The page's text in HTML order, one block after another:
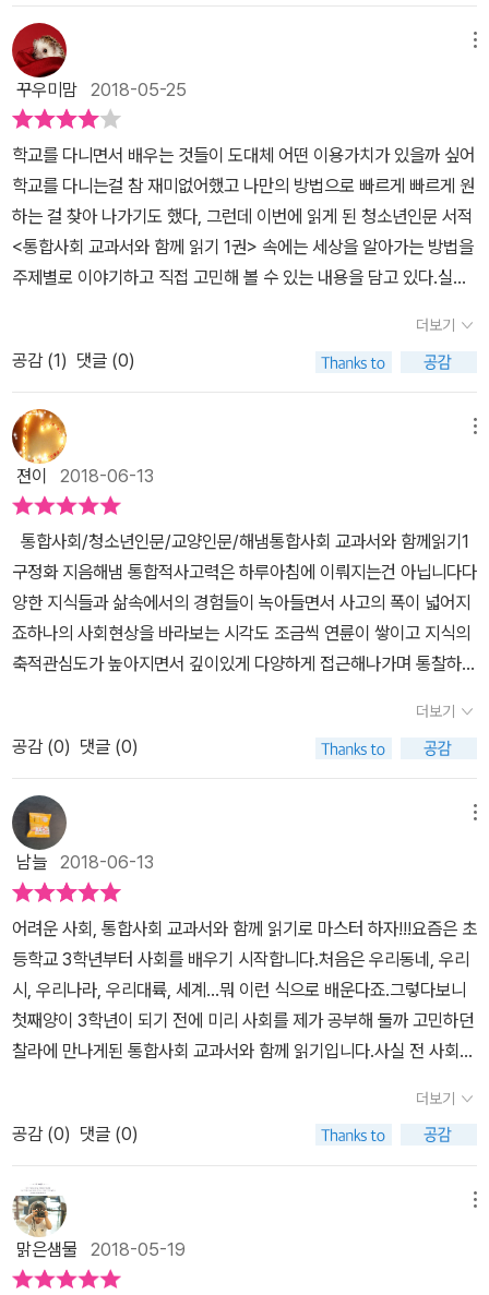
방향과 시각에서 관찰해 볼 것을 권한다. 이 책을 통해 청소년들은 일
상생활과 사회에서 발생하는 다양한 문제에 대한 합리적인 해결 방안
을 모색하고 이를 통해 공동체 구성원으로서 자신의 삶을 통합적인
관점에서 설계하는 능력을 기를 수 있을 것이다. 또한 변화된 교육 환
경에서 각 사회 과목의 경계를 넘어 학생들에게 사회현상을 탐구하고
성찰하는 능력을 길러주고 싶은 교사들에게도 친절한 학습 길잡이가
되어줄 것이다. 『통합사회 교과서와 함께 읽기』로 새로운 교과 과정
마스터하기 ✔ 쉽고 명쾌한 개념 설명, 다양한 예시로 교과 지식을 빠
르게 이해할 수 있습니다. ✔ 스스로 생각해보고 다방면에서 식견을
양한 프로젝트 활동을 통해 직접 체험하고 경험합니다. ✔ 문학・영
화・예술 등을 주제로 함께 토론하며 의사소통력을 높입니다. 들어가
는 글 중에서 공부란 세상을 알아가는 법을 배우는 것 농담으로 하는
이야기가 있습니다. 이 세상에 변하지 않는 유일한 한 가지가 있는데,
그것은 “세상은 항상 변한다”라는 사실이죠. 우리가 살아가는 세상은
항상 가변적이면서 역동적입니다. 그런 점에서 ‘변화’와 ‘다양성’은 세
상을 작동하게 하는 중요한 방식입니다. 그렇다면 우리가 세상을 바
라볼 때에도 변화의 가능성과 함께 다양성에 대한 인정도 고려해야
하지 않을까요? 내가 알고 있다고 판단한 세상에 대해 끊임없이 질문
하고 새롭게 인식하면서 이해하는 노력이 필요하지 않을까요? 우리
사회에서는 ‘공부’를 상급학교에 진학하기 위한 것으로 인식하고 있
습니다. 그러나 공부는 세상을 알아가는 방법을 배우는 일입니다. 공
부는 어떤 현상에 대하여 의문을 가지고 질문을 하며 그 답을 찾아가
되어 있는 지식을 이해하고 배우는 것도 중요합니다. 더불어 스스로
질문을 던지고 탐구하는 것도 중요합니다. 마치는 글 중에서 세계, 그
리고 나. 더 나은 답을 찾아가는 미래를 향하여 우리는 개인이기도 하
고, 대한민국의 국민이기도 하고, 지구촌의 시민이기도 합니다. 이 책
을 덮는 순간 개인으로서, 그리고 대한민국 국민으로서, 지구촌의 미
래를 결정하는 데 영향을 주는 사람으로서, 자신을 자각하는 일이 가
장 중요합니다. 지구촌 시민으로서 조화로운 삶을 위해 중요하게 다
루어야 할 핵심 가치는 무엇이며, 미래를 위한 더 나은 정책을 제시하
고 지지하기 위해 무엇을 할지 생각해보아야 합니다. 이 책에서 다룬
내용들은 여러분이 그런 생각을 하는 데 작은 실마리를 던지는 역할
는 긍정적인 방향으로 움직일 것입니다. 여러분의 손에 자신의 미래
가, 대한민국의 미래가, 지구촌의 미래가, 그리고 다음 세대의 미래까
이 통합적 시각으로다양한 지식과 활동을 융합해 새로운 가치를 만들
어가는 법을 알려줍니다 ​ 이 책의 특징입니다 쉽고 명쾌한 개념을
설명하면서 풍부한 읽을거리를 제공하여 직접 읽고 생각하면서토론
하고 의사소통할 수 있는 능력을 키울 수 있도록 도와주는 책입니다​
공부란 무엇일까요?세상을 알아가는 법을 배우는 것이라고 합니다​
​이 책은 크게 행복, 자연환경, 생활공간, 인권, 시장, 사회 정의, 불평
등, 문화, 세계화와 평화, 지속 가능성의 큰 주제를 나누어 제시한다고
하네요​ <통합사회 교과서와 함께 읽기>는 총 2권의 구성인데요
첫번째 권에서는 인간과 행복, 자연환경과 인간생활, 생활공간과 사
회의3장의 큰 주제로 나뉩니다​ ​글밥은 중고등생한테 적합합니다
읽다보면 더 읽을거리를 제공한 회색박스도 볼 수 잇습니다 글을 읽
다가 필요한 읽을 거리가 있으면 바로 읽을 수 있도록 구성되어 있습
기'입니다 학종으로 대학갈 비율이 높아지면서 학생 스스로 생각하고
알아내고 실행해야할 것이 많아졌습니다학종을 경험해보지 않은 부
모들을 아이에게 좋은 조언을 하기가 쉽지 않습니다경험이 없기 때문
이지요 프로젝트라고 하면 너무 거창하게 들려서 아이도 부모도 어렵
기 마련인데이렇게 예시도 주고 방법을 알려주니 조금씩 도전해보면
스스로 프로젝트를 이뤄낼 수 있을 것 같다는 생각이 듭니다​ 문학
작품을 통한 토론 주제도 이끌어줍니다유명한 작품을 소개하면서 해
당단원과 연계한 토론 주제거리를 던져주어스스로 생각할 수 있게 하
고 연습할 수 있게 하는 부분도 있습니다​ 단원마다 알아야할 것들을
막에는 함께 읽으면 좋은 책이 들어 있습니다 사실 교과와 연계된 책
을 읽는 것이 좋은 것은 알고 있지만어떤책이 연계되어 있고 좋은책
인지 알아보기도 쉽지 않습니다선생님이 추천해주지 않으면 스스로
찾기도 어렵고 시간도 없는게 지금 상황이지요 그런데 이렇게 자세하
게 책 목록도 알려주니 참 좋으네요 앞으로 우리 아이들은 지금의 입
시제도가 아닌 새로운 입시제도의 도입을 앞두고 있어요객관식 찍기
가 아닌 생각을 많이 할 수 있고자신의 생각을 잘 풀어나갈 수 있는 것
을 평가할 IB 같은 것도 도입하고 있고요 그러니 사회도 이제 그냥 암
기과목이 아니라 생각하고적용하고 글로 써서 풀어야 이해했다고 볼
수 있는 시대가 오고 있어요 통합사회 교과서와 함께 읽기란 책은 20
15교육과정에 맞춘 안내서로 적합하다는 생각이 듭니다
꾸우미맘 2018-05-25
학교를 다니면서 배우는 것들이 도대체 어떤 이용가치가 있을까 싶어
학교를 다니는걸 참 재미없어했고 나만의 방법으로 빠르게 빠르게 원
하는 걸 찾아 나가기도 했다, 그런데 이번에 읽게 된 청소년인문 서적
<통합사회 교과서와 함께 읽기 1권> 속에는 세상을 알아가는 방법을
주제별로 이야기하고 직접 고민해 볼 수 있는 내용을 담고 있다.실제
대한 개념을 정확히 짚어보기 위한 방법,그리고 다양한 내용을 토론
하고 체험함으로써 현실적인 능력을 기르는 시간을 가질 수 있을 것
이라 생각이 들었다. 주제 자체도 어렵지 않고 오히려 현실적인 내용
을 배우고 고민해볼 수 있는 만큼 과목 자체는 잘 개설되지 않았
나...“공부란 세상을 알아가는 법을 배우는 것”학교만 다니다 사회에
나오면 가끔 내가 배운 것은 무엇이었을까? 고민하게 되는 시간이 있
다. 정해진 답을 기억하고 그 답을 맞추는 것이 아닌 다양한 방법을 통
해 경험하고 판단하고, 혼나기도 하고,행복해하기도 하고“어떤 문제
를 찾아내고 그 문제를 해결할 때, 이처럼 여러 분야에서 그 현상을 바
라보는 관점을 통합하여 고려하는 편이 낫겠지요?”“행복,자연환경,
생활공간,인권,시장,사회정의와 불평등, 문화, 세계화와 평화, 지속 가
능성이라는 큰 주제를 제시할 것입니다. 그리고 이 주제들에 대하여
여러 관점을 도입하여 다양한 현상, 문제 상황, 그리고 해결 방안 등
을 다각적으로 생각해볼 것입니다.”9개의 주제 중4개의 주제를 공
환경, 생활공간,인권에 대한 주제를 다루고 있다. 가장 가까이서 경험
하는 것들이지만 정작 제대로 생각해보지 못했던 것들 이제 이게 교
과목으로 반영되었을 때 어떻게 수업이 되고, 평가가 될지는 모르겠
지만 보는 것 자체만으로는 좀 더 현실적인 도움이 되지 않을까 조심
스레 추측해보았다.책에서는 행복이라는 주제 한가지를 가지고 다양
한 질문을 던지고 있다. 행복은 무엇일까?, 행복은 상대적일까, 절대
적일까?,행복은 지속적일까,한시적일까?, 철학자가 생각하는 행복
등 다양한 질문 속 정해진 답이 없기 때문에 쉬우면서도 어려운 이야
기하나의 주제를 몇 개의 소제목으로 분류해 또 그 안에서 질문을 하
본다면 하나하나 인생을 배울 수 잇는 이야기들이 담겨져 있다.“티베
트의 달라이 라마는 '어떤 순간에 행복이나 불행을 느끼는 것은 주변
여건과는 거의 관계가 없고, 오히려 상황을 어떻게 받아들이며 자신
이 가진 것에 얼마나 만족하는가에 달려 있다.'라고 말합니다. '나는
행복한가?' 라는 질문에 '예'라는 답이 나오지 않는다면 주변을 돌아
보지 말고 자신의 내면을 들여다 볼 필요가 있습니다.나는 무엇을 추
구하며 어떻게 살아가고 있나요?”끝없는 질문들에 답을 찾아본 다음
더보기
공감 (1) 댓글 (0)
젼이 2018-06-13
통합사회/청소년인문/교양인문/해냄통합사회 교과서와 함께읽기1
구정화 지음해냄 통합적사고력은 하루아침에 이뤄지는건 아닙니다다
양한 지식들과 삶속에서의 경험들이 녹아들면서 사고의 폭이 넓어지
죠하나의 사회현상을 바라보는 시각도 조금씩 연륜이 쌓이고 지식의
축적관심도가 높아지면서 깊이있게 다양하게 접근해나가며 통찰하는
니라 다양한 분야에 전문지식을 쌓으면 좋지만 다양한 전문가들의 의
견을 함께 공유하며 사회현상에 대해그 현상에 대한 주제를 정해 토
론하고 접근하며 주고받으며 다양한 시각으로 바라보는 열린사고 역
시 통합적사고력을 기르는데 참 유용하죠 이책은 우선 흥미롭습니
다 통합사회과목이 2015년 개정교육과정에 따라 2018년 신설되면
서 다소 어렵게 느껴지는 사회현상들을 다양한 관점에서 접근하며 흥
미롭게 풀어내고 있었는데요 그뿐만이 아나라 청소년들뿐만 아니라
관심있는 누구나 이해하기 쉬운 집필과주제안에서 탐구하고 토론할
수 있는 접근성이 넘 좋았어요 단순히 수동적자세로만 그 현상들을
읽고 넘어가는게 아니라 아 그렇다면 이현상들에 대해 생각을 좀더
깊이있게 해보고 다양한 분야의 도서들과의 연계로 책속에서도 파헤
처보고 그현상들을 직접 자료조사를 통해 실제 그렇게 느끼고 있는
지 혹은 다른 관점으로 접근할 수잇는지등 스스로 탐구해보고 생각해
보는 주제접근성이 참 좋더라구요 갠적으로 읽고나서 아이와 잠깐이
있지만 그안에서 유익하고 올바른 지식들을 내것으로 만들어나가는
건 어른들 역시 어렵습니다부문별하다 못한 지식의 홍수속에서 유익
하고 올바른 방향성성을 제시하며 저자역시 주관적이라 필력했지
만 전문가이기에 그안에서 또한 정답은 이거야라기보는 비판하고 토
더보기
공감 (0) 댓글 (0)
남늘 2018-06-13
어려운 사회, 통합사회 교과서와 함께 읽기로 마스터 하자!!!요즘은 초
등학교 3학년부터 사회를 배우기 시작합니다.처음은 우리동네, 우리
시, 우리나라, 우리대륙, 세계...뭐 이런 식으로 배운다죠.그렇다보니
첫째양이 3학년이 되기 전에 미리 사회를 제가 공부해 둘까 고민하던
찰라에 만나게된 통합사회 교과서와 함께 읽기입니다.사실 전 사회를
미난지...게다가 교양인문이라 그런가요?통합사회다보니 사회문제를
역사와 자연, 과학까지 한데 묶어놔서 왜 그렇게 되었는지 이해하기
가 더욱 쉬었답니다.또한 각각의 차례에 나온 행복과 자연, 생활양식
과 인권까지...어렵기 시작하면 한없이 어려워 질 수 있는 사회과목을
잘 풀어놔 줬고, 단순히 암기형 사회가 아닌 왜 그렇게 변화할 수 밖에
없는지를 논리적으로 풀어서 설명해 주기에 더욱 재미있게 사회에 빠
더보기
공감 (0) 댓글 (0)
맑은샘물 2018-05-19